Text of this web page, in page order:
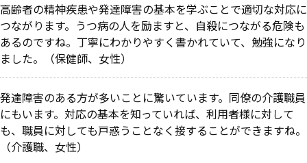
高齢者の精神疾患や発達障害の基本を学ぶことで適切な対応に
つながります。うつ病の人を励ますと、自殺につながる危険も
あるのですね。丁寧にわかりやすく書かれていて、勉強になり
ました。（保健師、女性）
発達障害のある方が多いことに驚いています。同僚の介護職員
にもいます。対応の基本を知っていれば、利用者様に対して
も、職員に対しても戸惑うことなく接することができますね。
（介護職、女性）